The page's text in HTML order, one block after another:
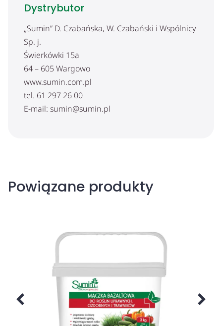
Dystrybutor
„Sumin” D. Czabańska, W. Czabański i Wspólnicy
Sp. j.
Świerkówki 15a
64 – 605 Wargowo
www.sumin.com.pl
tel. 61 297 26 00
E-mail: sumin@sumin.pl
Powiązane produkty